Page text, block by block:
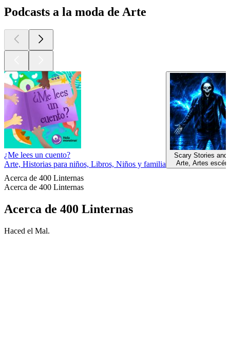
Podcasts a la moda de Arte
¿Me lees un cuento?
Arte, Historias para niños, Libros, Niños y familia
Scary Stories and
Arte, Artes
Acerca de 400 Linternas
Acerca de 400 Linternas
Acerca de 400 Linternas
Haced el Mal.